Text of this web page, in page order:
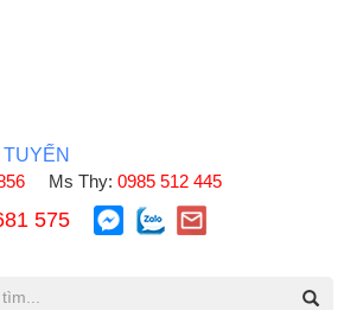
Ms Thy: 0985 512 445
575